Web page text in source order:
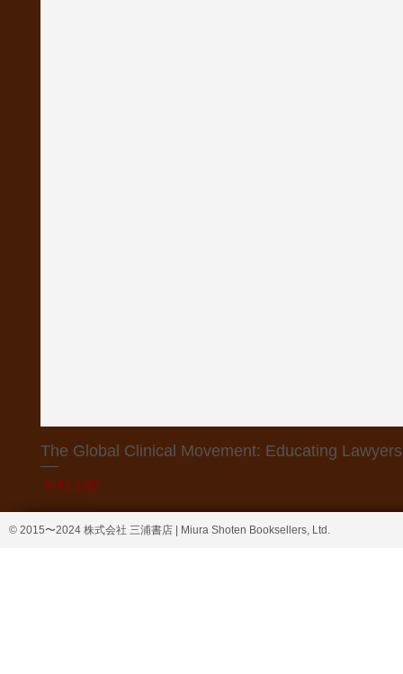
The Global Clinical Movement: Educating
価格
￥41,140
© 2015〜2024 株式会社 三浦書店 | Miura Shoten Booksellers, Ltd.